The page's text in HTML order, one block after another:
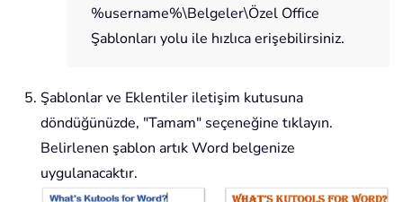
%username%\Belgeler\Özel Office
Şablonları yolu ile hızlıca erişebilirsiniz.
Şablonlar ve Eklentiler iletişim kutusuna
döndüğünüzde, "Tamam" seçeneğine tıklayın.
Belirlenen şablon artık Word belgenize
uygulanacaktır.